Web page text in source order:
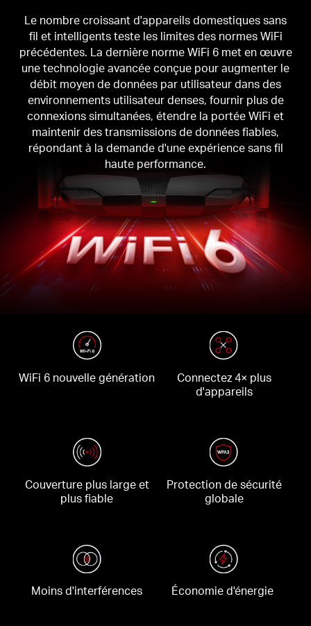
Le nombre croissant d'appareils domestiques sans
fil et intelligents teste les limites des normes WiFi
précédentes. La dernière norme WiFi 6 met en œuvre
une technologie avancée conçue pour augmenter le
débit moyen de données par utilisateur dans des
environnements utilisateur denses, fournir plus de
connexions simultanées, étendre la portée WiFi et
maintenir des transmissions de données fiables,
répondant à la demande d'une expérience sans fil
haute performance.
WiFi 6 nouvelle génération
Connectez 4× plus
d'appareils
Couverture plus large et
plus fiable
Protection de sécurité
globale
Moins d'interférences Économie d'énergie